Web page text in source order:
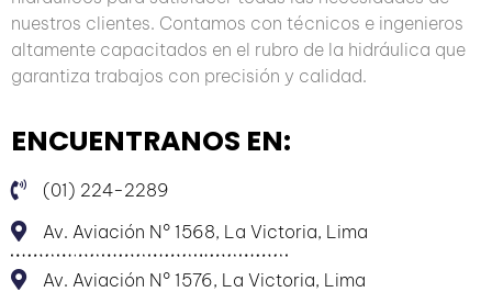
nuestros clientes. Contamos con técnicos e ingenieros
altamente capacitados en el rubro de la hidráulica que
garantiza trabajos con precisión y calidad.
ENCUENTRANOS EN:
(01) 224-2289
Av. Aviación N° 1568, La Victoria, Lima
Av. Aviación N° 1576, La Victoria, Lima